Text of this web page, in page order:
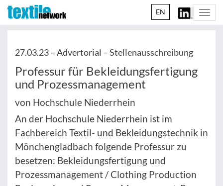
EN
27.03.23 –Advertorial – Stellenausschreibung
Professur für Bekleidungsfertigung
und Prozessmanagement
von Hochschule Niederrhein
An der Hochschule Niederrhein ist im
Fachbereich Textil- und Bekleidungstechnik in
Mönchengladbach folgende Professur zu
besetzen: Bekleidungsfertigung und
Prozessmanagement / Clothing Production